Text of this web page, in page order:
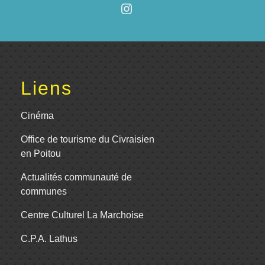
Liens
Cinéma
Office de tourisme du Civraisien
en Poitou
Actualités communauté de
communes
Centre Culturel La Marchoise
C.P.A. Lathus